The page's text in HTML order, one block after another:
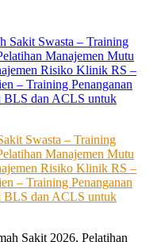
Swasta – Training
Manajemen Mutu
Risiko Klinik RS –
– Training Penanganan
BLS dan ACLS untuk
Sakit 2026, Pelatihan